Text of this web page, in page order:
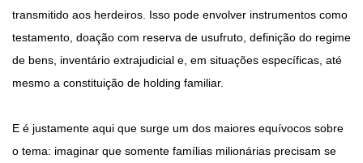
transmitido aos herdeiros. Isso pode envolver instrumentos como
testamento, doação com reserva de usufruto, definição do regime
de bens, inventário extrajudicial e, em situações específicas, até
mesmo a constituição de holding familiar.
E é justamente aqui que surge um dos maiores equívocos sobre
o tema: imaginar que somente famílias milionárias precisam se